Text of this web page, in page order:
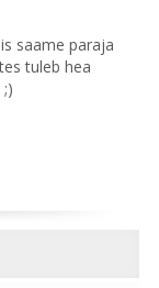
saame paraja
tuleb hea